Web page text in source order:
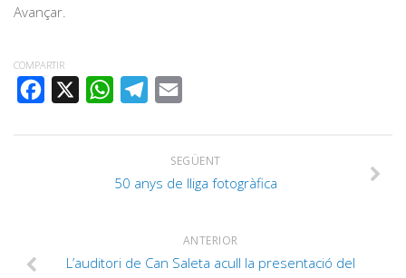
Avançar.
COMPARTIR
FACEBOOK
WHATSAPPTELEGRAM
SEGÜENT
50 anys de lliga fotogràfica
ANTERIOR
L’auditori de Can Saleta acull la presentació del